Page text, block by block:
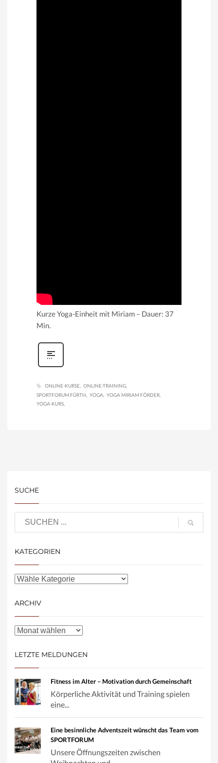
Kurze Yoga-Einheit mit Miriam – Dauer: 37
Min.
ONLINE-KURSE
ONLINE-TRAINING
SPORTFORUM FÜRTH
YOGA
YOGA MIRIAM FÖRDER
YOGA-KURS
SUCHE
KATEGORIEN
ARCHIV
LETZTE MELDUNGEN
Fitness im Alter – Motivation durch Gemeinschaft
Körperliche Aktivität und Training spielen
eine...
Eine besinnliche Adventszeit wünscht das Team vom
SPORTFORUM
Unsere Öffnungszeiten zwischen